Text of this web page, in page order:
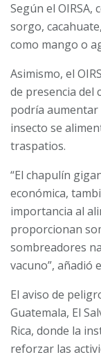
Según el
sorgo,
como mango o
Asimismo, el
de presencia del
podría aumentar
insecto se
traspatios.
“El chapulín
económica,
importancia al
proporcionan
sombreadores
vacuno”, añadió
El aviso de
Guatemala, El
Rica, donde la
reforzar las